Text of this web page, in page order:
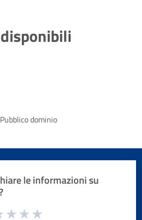
dominio
le informazioni su
pagina